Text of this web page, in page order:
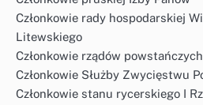
Członkowie rady hospodarskiej
Litewskiego
Członkowie rządów
Członkowie Służby Zwycięstwu
Członkowie stanu rycerskiego I